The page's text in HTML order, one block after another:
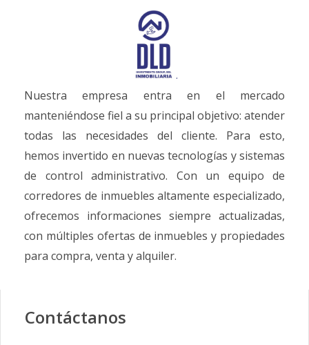
Nuestra empresa entra en el mercado
manteniéndose fiel a su principal objetivo: atender
todas las necesidades del cliente. Para esto,
hemos invertido en nuevas tecnologías y sistemas
de control administrativo. Con un equipo de
corredores de inmuebles altamente especializado,
ofrecemos informaciones siempre actualizadas,
con múltiples ofertas de inmuebles y propiedades
para compra, venta y alquiler.
Contáctanos